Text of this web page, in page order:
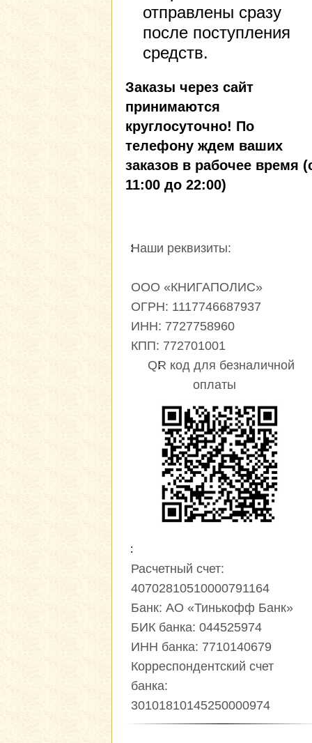
отправлены сразу
после поступления
средств.
Заказы через сайт
принимаются
круглосуточно! По
телефону ждем ваших
заказов в рабочее время
11:00 до 22:00)
Наши реквизиты:
ООО «КНИГАПОЛИС»
ОГРН: 1117746687937
ИНН: 7727758960
КПП: 772701001
QR код для безналичной
оплаты
Расчетный счет:
40702810510000791164
Банк: АО «Тинькофф Банк»
БИК банка: 044525974
ИНН банка: 7710140679
Корреспондентский счет
банка:
30101810145250000974